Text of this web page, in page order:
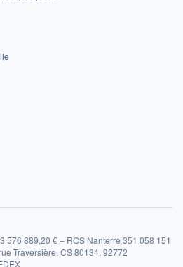
576 889,20 € – RCS Nanterre 351 058 151
Traversière, CS 80134, 92772